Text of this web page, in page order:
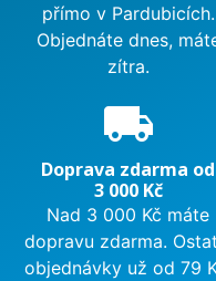
přímo v Pardubicích.
Objednáte dnes,
zítra.
local_shipping
Doprava zdarma od
3 000 Kč
Nad 3 000 Kč máte
dopravu zdarma.
objednávky už od 79